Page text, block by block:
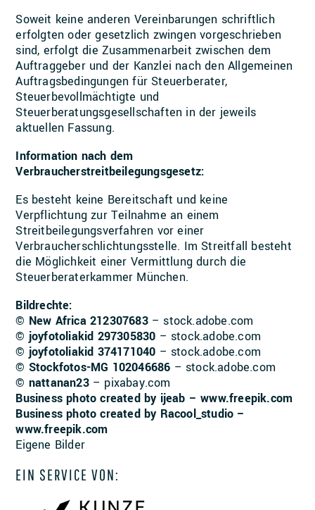
Soweit keine anderen Vereinbarungen schriftlich
erfolgten oder gesetzlich zwingen vorgeschrieben
sind, erfolgt die Zusammenarbeit zwischen dem
Auftraggeber und der Kanzlei nach den Allgemeinen
Auftragsbedingungen für Steuerberater,
Steuerbevollmächtigte und
Steuerberatungsgesellschaften in der jeweils
aktuellen Fassung.
Information nach dem
Verbraucherstreitbeilegungsgesetz:
Es besteht keine Bereitschaft und keine
Verpflichtung zur Teilnahme an einem
Streitbeilegungsverfahren vor einer
Verbraucherschlichtungsstelle. Im Streitfall besteht
die Möglichkeit einer Vermittlung durch die
Steuerberaterkammer München.
Bildrechte:
© New Africa 212307683– stock.adobe.com
© joyfotoliakid 297305830 – stock.adobe.com
© joyfotoliakid 374171040 – stock.adobe.com
© Stockfotos-MG 102046686 – stock.adobe.com
© nattanan23– pixabay.com
Business photo created by ijeab – www.freepik.com
Business photo created by Racool_studio –
www.freepik.com
Eigene Bilder
EIN SERVICE VON: